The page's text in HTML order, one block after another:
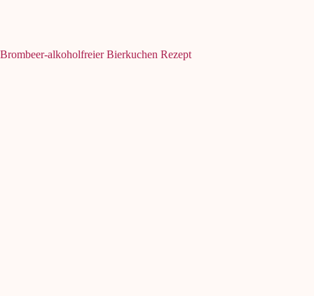
Brombeer-alkoholfreier Bierkuchen Rezept